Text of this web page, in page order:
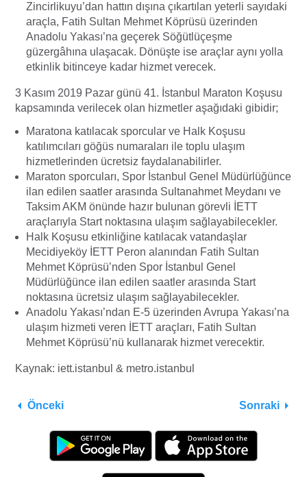
Zincirlikuyu’dan hattın dışına çıkartılan yeterli sayıdaki
araçla, Fatih Sultan Mehmet Köprüsü üzerinden
Anadolu Yakası’na geçerek Söğütlüçeşme
güzergâhına ulaşacak. Dönüşte ise araçlar aynı yolla
etkinlik bitinceye kadar hizmet verecek.
3 Kasım 2019 Pazar günü 41. İstanbul Maraton Koşusu
kapsamında verilecek olan hizmetler aşağıdaki gibidir;
Maratona katılacak sporcular ve Halk Koşusu
katılımcıları göğüs numaraları ile toplu ulaşım
hizmetlerinden ücretsiz faydalanabilirler.
Maraton sporcuları, Spor İstanbul Genel Müdürlüğünce
ilan edilen saatler arasında Sultanahmet Meydanı ve
Taksim AKM önünde hazır bulunan görevli İETT
araçlarıyla Start noktasına ulaşım sağlayabilecekler.
Halk Koşusu etkinliğine katılacak vatandaşlar
Mecidiyeköy İETT Peron alanından Fatih Sultan
Mehmet Köprüsü’nden Spor İstanbul Genel
Müdürlüğünce ilan edilen saatler arasında Start
noktasına ücretsiz ulaşım sağlayabilecekler.
Anadolu Yakası’ndan E-5 üzerinden Avrupa Yakası’na
ulaşım hizmeti veren İETT araçları, Fatih Sultan
Mehmet Köprüsü’nü kullanarak hizmet verecektir.
Kaynak: iett.istanbul & metro.istanbul
Önceki Sonraki